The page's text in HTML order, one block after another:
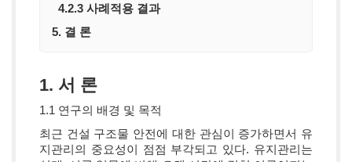
4.2.3 사례적용 결과
5. 결 론
1. 서 론
1.1 연구의 배경 및 목적
최근 건설 구조물 안전에 대한 관심이 증가하면서 유
지관리의 중요성이 점점 부각되고 있다. 유지관리는